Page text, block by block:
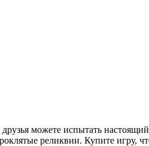
можете испытать
реликвии. Купите игру,